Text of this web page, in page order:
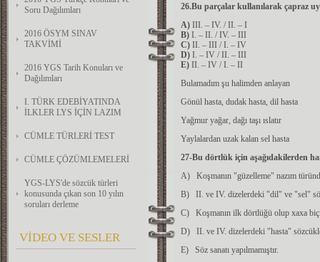
Soru Dağılımları
2016 ÖSYM SINAV
TAKVİMİ
2016 YGS Tarih Konuları ve
Dağılımları
I. TÜRK EDEBİYATINDA
İLKLER LYS İÇİN LAZIM
CÜMLE TÜRLERİ TEST
CÜMLE ÇÖZÜMLEMELERİ
YGS-LYS'de sözcük türleri
konusunda çıkan son 10 yılın
soruları derleme
VİDEO VE SESLER
26.Bu parçalar kullanılarak çapraz
A) III. – IV. / II. – I
B) I. – II. / IV. – III
C) II. – III / I. – IV
D) I. – IV / II. – III
E) II. – IV / I. – II
Bulamadım şu halimden anlayan
Gönül hasta, dudak hasta, dil hasta
Yağmur yağar, dağı taşı ıslatır
Yaylalardan uzak kalan sel hasta
27-Bu dörtlük için aşağıdakilerden
A) Koşmanın "güzelleme" nazım
B) II. ve IV. dizelerdeki "dil" ve "sel"
C) Koşmanın ilk dörtlüğü olup xaxa
D) II. ve IV. dizelerdeki "hasta"
E) Söz sanatı yapılmamıştır.